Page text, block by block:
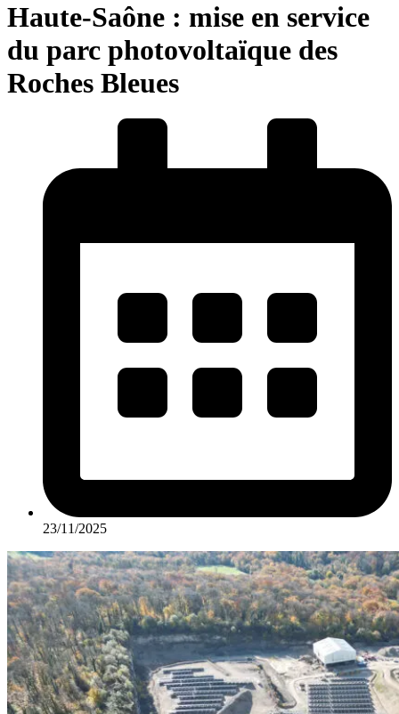
Haute-Saône : mise en service
du parc photovoltaïque des
Roches Bleues
23/11/2025